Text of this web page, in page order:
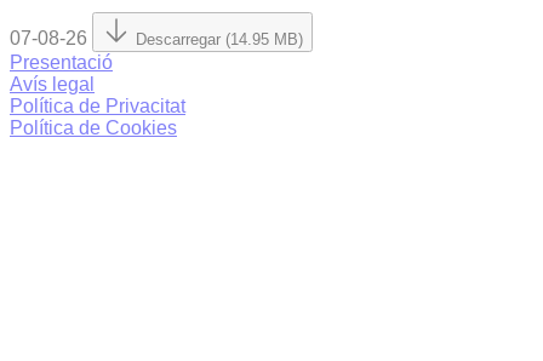
07-08-26 Descarregar (14.95 MB)
Presentació
Avís legal
Política de Privacitat
Política de Cookies